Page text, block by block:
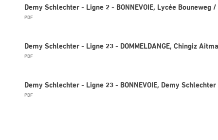
Demy Schlechter - Ligne 2 - BONNEVOIE, Lycée Bouneweg /
PDF
Demy Schlechter - Ligne 23 - DOMMELDANGE, Chingiz
PDF
Demy Schlechter - Ligne 23 - BONNEVOIE, Demy Schlechter
PDF